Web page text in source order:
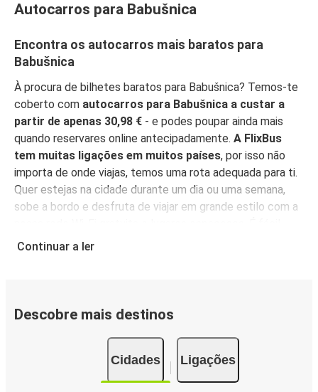
Autocarros para Babušnica
Encontra os autocarros mais baratos para
Babušnica
À procura de bilhetes baratos para Babušnica? Temos-te
coberto com autocarros para Babušnica a custar a
partir de apenas 30,98 € - e podes poupar ainda mais
quando reservares online antecipadamente. A FlixBus
tem muitas ligações em muitos países, por isso não
importa de onde viajas, temos uma rota adequada para ti.
Quer estejas na cidade durante um dia ou uma semana,
sobe a bordo e desfruta de viajar em grande estilo com a
reservar o teu bilhete, com opções de compra acessíveis
funcionar como o teu bilhete - basta mostrá-la ao teu
mais baratos, reserva na App antecipadamente - quanto
mais cedo reservares, mais barato será o teu bilhete!
Porquê viajar para Babušnica com a FlixBus
Continuar a ler
Descobre mais destinos
Cidades Ligações